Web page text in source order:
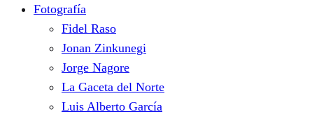
Fotografía
Fidel Raso
Jonan Zinkunegi
Jorge Nagore
La Gaceta del Norte
Luis Alberto García